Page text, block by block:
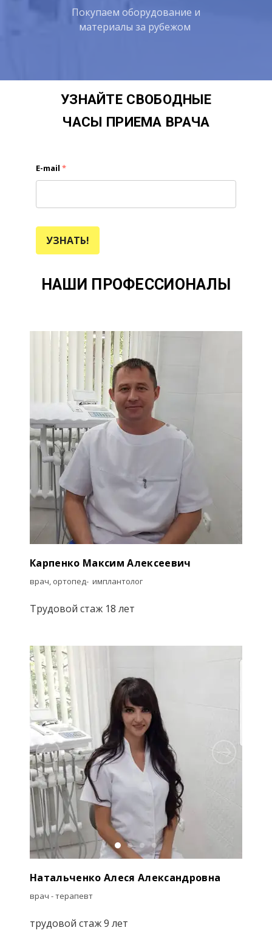
Покупаем оборудование и
материалы за рубежом
УЗНАЙТЕ СВОБОДНЫЕ
ЧАСЫ ПРИЕМА ВРАЧА
E-mail *
УЗНАТЬ!
НАШИ ПРОФЕССИОНАЛЫ
Карпенко Максим Алексеевич
врач, ортопед- имплантолог
Трудовой стаж 18 лет
Натальченко Алеся Александровна
врач - терапевт
трудовой стаж 9 лет